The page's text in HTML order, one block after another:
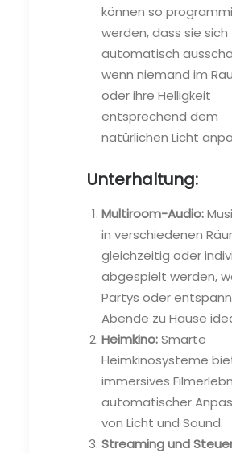
können so
werden, dass sie sich
automatisch
wenn niemand im
oder ihre Helligkeit
entsprechend dem
natürlichen Licht
Unterhaltung:
Multiroom-Audio:
in verschiedenen
gleichzeitig oder
abgespielt werden,
Partys oder
Abende zu Hause
Heimkino:Smarte
Heimkinosysteme
immersives
automatischer
von Licht und Sound.
Streaming und